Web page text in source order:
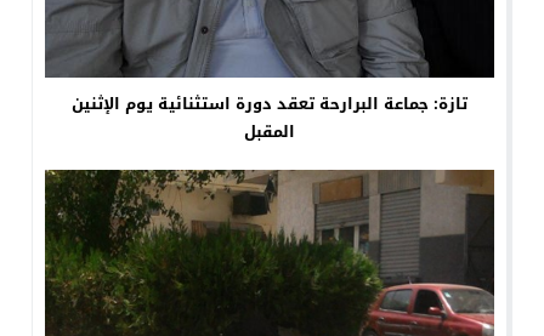
تازة: جماعة البرارحة تعقد دورة استثنائية يوم الإثنين
المقبل